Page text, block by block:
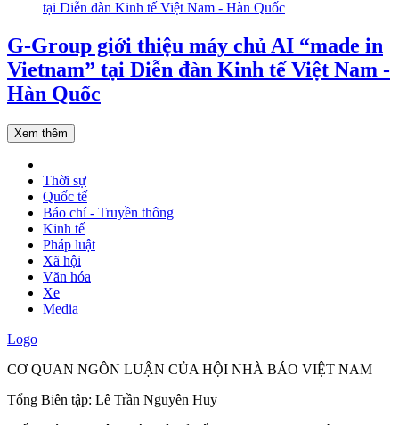
G-Group giới thiệu máy chủ AI “made in
Vietnam” tại Diễn đàn Kinh tế Việt Nam -
Hàn Quốc
Xem thêm
Thời sự
Quốc tế
Báo chí - Truyền thông
Kinh tế
Pháp luật
Xã hội
Văn hóa
Xe
Media
Logo
CƠ QUAN NGÔN LUẬN CỦA HỘI NHÀ BÁO VIỆT NAM
Tổng Biên tập: Lê Trần Nguyên Huy